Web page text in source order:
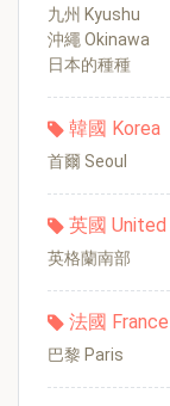
九州 Kyushu
沖繩 Okinawa
日本的種種
韓國 Korea
首爾 Seoul
英國 United
英格蘭南部
法國 France
巴黎 Paris